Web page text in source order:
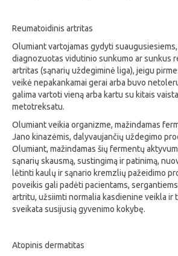
Reumatoidinis artritas
Olumiant vartojamas gydyti
diagnozuotas vidutinio sunkumo ar sunkus
artritas (sąnarių uždegiminė liga), jeigu
veikė nepakankamai gerai arba buvo
galima vartoti vieną arba kartu su kitais
metotreksatu.
Olumiant veikia organizme, mažindamas
Jano kinazėmis, dalyvaujančių uždegimo
Olumiant, mažindamas šių fermentų
sąnarių skausmą, sustingimą ir patinimą,
lėtinti kaulų ir sąnario kremzlių pažeidimo
poveikis gali padėti pacientams,
artritu, užsiimti normalia kasdienine veikla ir
sveikata susijusią gyvenimo kokybę.
Atopinis dermatitas